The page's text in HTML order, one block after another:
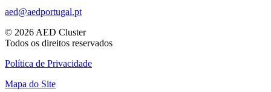
aed@aedportugal.pt
© 2026 AED Cluster
Todos os direitos reservados
Política de Privacidade
Mapa do Site